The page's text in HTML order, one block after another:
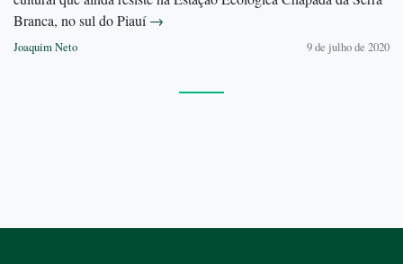
Branca, no sul do Piauí→
Joaquim Neto 9 de julho de 2020